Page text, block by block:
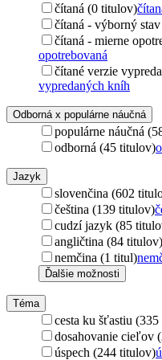
čítaná (0 titulov)
čítaná - výborný
čítaná - mierne
opotrebovaná
čítané verzie
vypredaných kníh
Odborná x populárne náučná
populárne náučná
odborná (45 titulov)
Jazyk
slovenčina (602
čeština (139 titulov)
cudzí jazyk (85
angličtina (84 titulov)
nemčina (1 titul)
Ďalšie možnosti
Téma
cesta ku šťastiu
dosahovanie cieľov
úspech (244 titulov)